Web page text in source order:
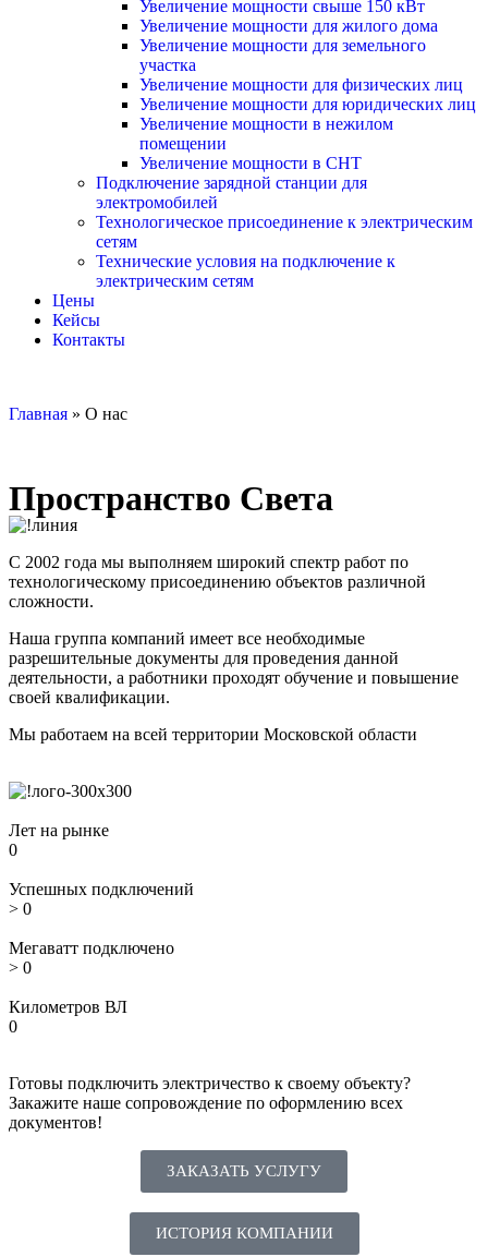
Увеличение мощности свыше 150 кВт
Увеличение мощности для жилого дома
Увеличение мощности для земельного
участка
Увеличение мощности для физических лиц
Увеличение мощности для юридических лиц
Увеличение мощности в нежилом
помещении
Увеличение мощности в СНТ
Подключение зарядной станции для
электромобилей
Технологическое присоединение к электрическим
сетям
Технические условия на подключение к
электрическим сетям
Цены
Кейсы
Контакты
Главная » О нас
Пространство Света
С 2002 года мы выполняем широкий спектр работ по
технологическому присоединению объектов различной
сложности.
Наша группа компаний имеет все необходимые
разрешительные документы для проведения данной
деятельности, а работники проходят обучение и повышение
своей квалификации.
Мы работаем на всей территории Московской области
Лет на рынке
0
Успешных подключений
> 0
Мегаватт подключено
> 0
Километров ВЛ
0
Готовы подключить электричество к своему объекту?
Закажите наше сопровождение по оформлению всех
документов!
ЗАКАЗАТЬ УСЛУГУ
ИСТОРИЯ КОМПАНИИ